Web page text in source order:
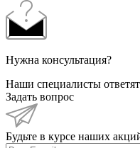
Нужна консультация?
Наши специалисты
Задать вопрос
Будьте в курсе наших